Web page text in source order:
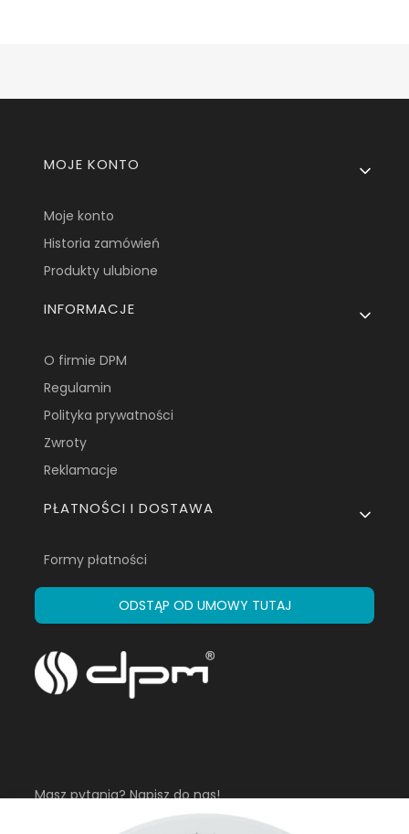
Linki w stopce
MOJE KONTO
Moje konto
Historia zamówień
Produkty ulubione
INFORMACJE
O firmie DPM
Regulamin
Polityka prywatności
Zwroty
Reklamacje
PŁATNOŚCI I DOSTAWA
Formy płatności
ODSTĄP OD UMOWY TUTAJ
Masz pytania? Napisz do nas!